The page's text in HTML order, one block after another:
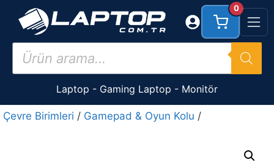
İçeriğe
Products
search
Laptop - Gaming Laptop - Monitör
0
Çevre Birimleri / Gamepad & Oyun Kolu /